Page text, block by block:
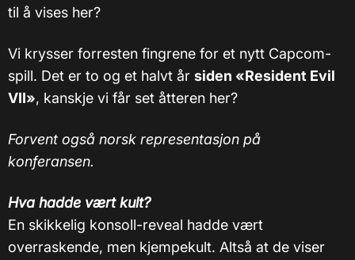
til å vises her?
Vi krysser forresten fingrene for et nytt Capcom-
spill. Det er to og et halvt år siden «Resident Evil
VII», kanskje vi får set åtteren her?
Forvent også norsk representasjon på
konferansen.
Hva hadde vært kult?
En skikkelig konsoll-reveal hadde vært
overraskende, men kjempekult. Altså at de viser